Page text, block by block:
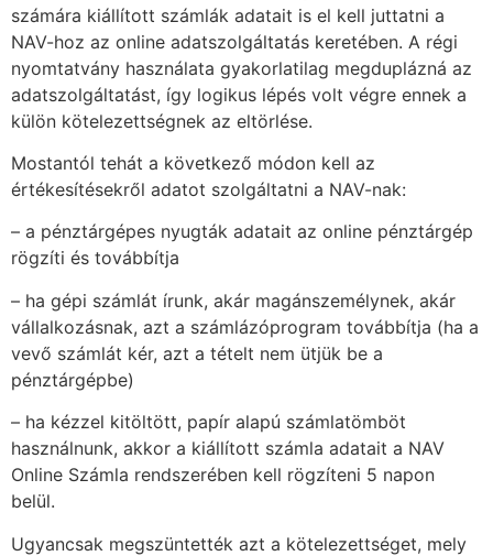
számára kiállított számlák adatait is el kell juttatni a
NAV-hoz az online adatszolgáltatás keretében. A régi
nyomtatvány használata gyakorlatilag megduplázná az
adatszolgáltatást, így logikus lépés volt végre ennek a
külön kötelezettségnek az eltörlése.
Mostantól tehát a következő módon kell az
értékesítésekről adatot szolgáltatni a NAV-nak:
– a pénztárgépes nyugták adatait az online pénztárgép
rögzíti és továbbítja
– ha gépi számlát írunk, akár magánszemélynek, akár
vállalkozásnak, azt a számlázóprogram továbbítja (ha a
vevő számlát kér, azt a tételt nem ütjük be a
pénztárgépbe)
– ha kézzel kitöltött, papír alapú számlatömböt
használnunk, akkor a kiállított számla adatait a NAV
Online Számla rendszerében kell rögzíteni 5 napon
belül.
Ugyancsak megszüntették azt a kötelezettséget, mely